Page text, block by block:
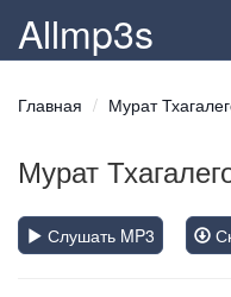
Allmp3s
Главная Мурат
Мурат
Слушать MP3